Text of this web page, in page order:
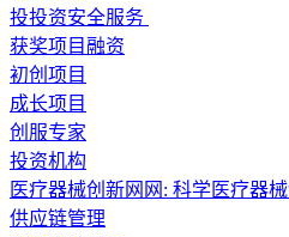
投投资安全服务
获奖项目融资
初创项目
成长项目
创服专家
投资机构
医疗器械创新网网: 科学医疗器
供应链管理